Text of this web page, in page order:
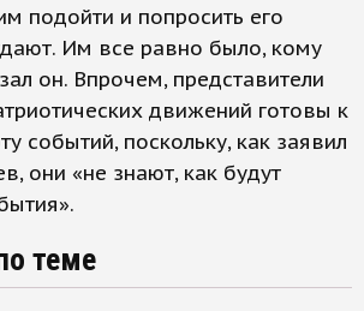
подойти и попросить его
Им все равно было, кому
он. Впрочем, представители
движений готовы к
событий, поскольку, как заявил
они «не знают, как будут
теме